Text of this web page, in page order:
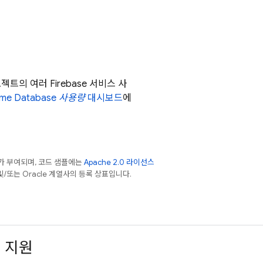
트의 여러 Firebase 서비스 사
Database 사용량대시보드에
부여되며, 코드 샘플에는 Apache 2.0 라이선스
또는 Oracle 계열사의 등록 상표입니다.
지원